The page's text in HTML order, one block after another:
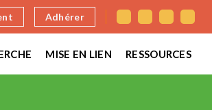
Adhérer
MISE EN LIEN RESSOURCES